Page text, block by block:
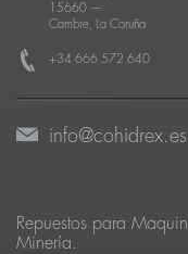
15660 —
Cambre, La Coruña
+34 666 572 640
info@cohidrex.es
Repuestos para
Minería.